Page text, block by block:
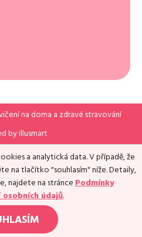
na doma a zdravé stravování
byillusmart
a analytická data. V případě, že
na tlačítko "souhlasím" níže. Detaily,
najdete na stránce Podmínky
údajů.